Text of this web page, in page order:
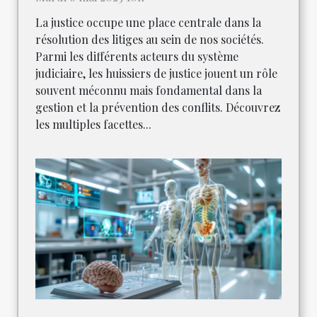
La justice occupe une place centrale dans la
résolution des litiges au sein de nos sociétés.
Parmi les différents acteurs du système
judiciaire, les huissiers de justice jouent un rôle
souvent méconnu mais fondamental dans la
gestion et la prévention des conflits. Découvrez
les multiples facettes...